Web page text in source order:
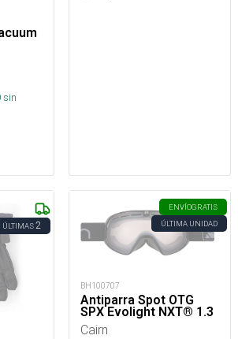
sin
ÚLTIMAS2
ENVÍOGRATIS
ÚLTIMA UNIDAD
BH100707
Antiparra Spot OTG
SPX Evolight NXT® 1.3
Cairn